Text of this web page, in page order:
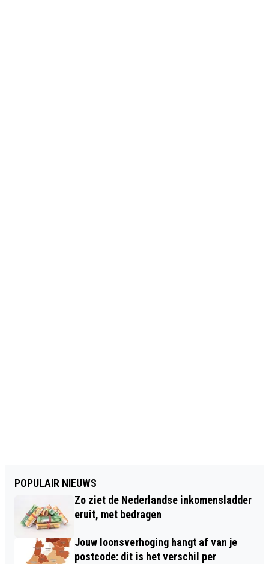
POPULAIR NIEUWS
Zo ziet de Nederlandse inkomensladder
eruit, met bedragen
Jouw loonsverhoging hangt af van je
postcode: dit is het verschil per